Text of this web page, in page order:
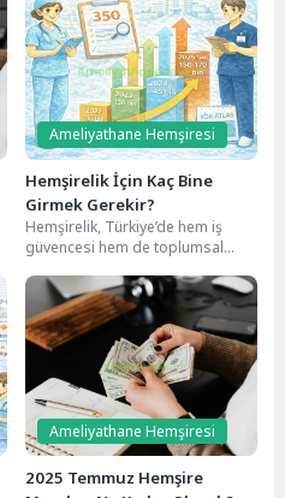
Ameliyathane Hemşiresi
Hemşirelik İçin Kaç Bine
Girmek Gerekir?
Hemşirelik, Türkiye’de hem iş
güvencesi hem de toplumsal
başında geliyor. Bu...
Ameliyathane Hemşiresi
2025 Temmuz Hemşire